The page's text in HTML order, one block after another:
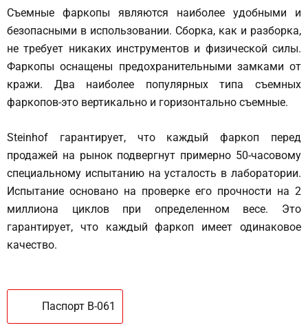
Съемные фаркопы являются наиболее удобными и
безопасными в использовании. Сборка, как и разборка,
не требует никаких инструментов и физической силы.
Фаркопы оснащены предохранительными замками от
кражи. Два наиболее популярных типа съемных
фаркопов-это вертикально и горизонтально съемные.
Steinhof гарантирует, что каждый фаркоп перед
продажей на рынок подвергнут примерно 50-часовому
специальному испытанию на усталость в лаборатории.
Испытание основано на проверке его прочности на 2
миллиона циклов при определенном весе. Это
гарантирует, что каждый фаркоп имеет одинаковое
качество.
Паспорт B-061